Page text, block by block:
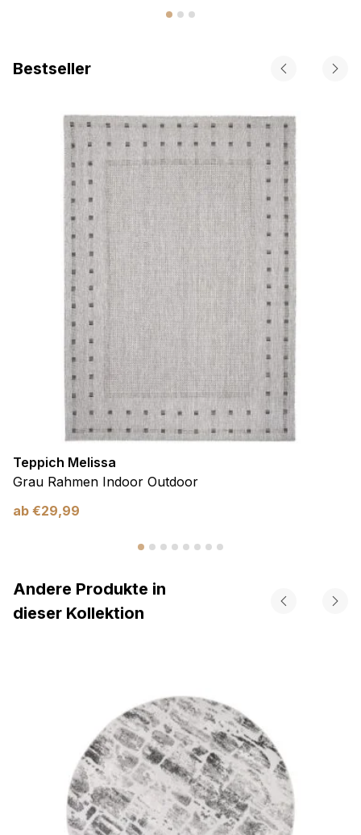
Bestseller
Teppich Melissa
Grau Rahmen Indoor Outdoor
ab €29,99
Andere Produkte in
dieser Kollektion